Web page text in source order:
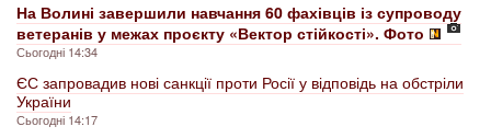
На Волині завершили навчання 60 фахівців із супроводу
ветеранів у межах проєкту «Вектор стійкості». Фото
Сьогодні 14:34
ЄС запровадив нові санкції проти Росії у відповідь на обстріли
України
Сьогодні 14:17